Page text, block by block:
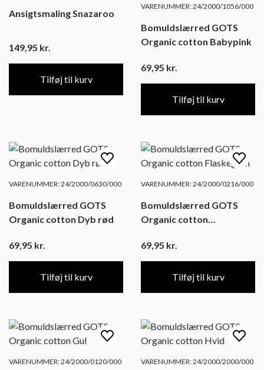
Ansigtsmaling Snazaroo
149,95 kr.
Tilføj til kurv
VARENUMMER: 24/2000/1056/000
Bomuldslærred GOTS
Organic cotton Babypink
69,95 kr.
Tilføj til kurv
VARENUMMER: 24/2000/0630/000
Bomuldslærred GOTS
Organic cotton Dyb rød
69,95 kr.
Tilføj til kurv
VARENUMMER: 24/2000/0216/000
Bomuldslærred GOTS
Organic cotton
69,95 kr.
Tilføj til kurv
VARENUMMER: 24/2000/0120/000 VARENUMMER: 24/2000/2000/000